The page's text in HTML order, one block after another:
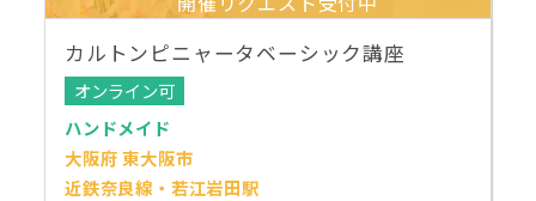
カルトンピニャータベーシック講座
オンライン可
ハンドメイド
大阪府 東大阪市
近鉄奈良線・若江岩田駅